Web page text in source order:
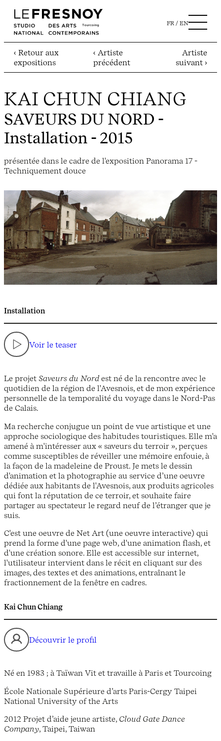
FR EN
‹ Retour aux
expositions
‹ Artiste
précédent
Artiste
suivant ›
KAI CHUN CHIANG
SAVEURS DU NORD -
Installation - 2015
présentée dans le cadre de l'exposition Panorama 17 -
Techniquement douce
Installation
Voir le teaser
Le projet Saveurs du Nordest né de la rencontre avec le
quotidien de la région de l'Avesnois, et de mon expérience
personnelle de la temporalité du voyage dans le Nord-Pas
de Calais.
Ma recherche conjugue un point de vue artistique et une
approche sociologique des habitudes touristiques. Elle m'a
amené à m'intéresser aux « saveurs du terroir », perçues
comme susceptibles de réveiller une mémoire enfouie, à
la façon de la madeleine de Proust. Je mets le dessin
d'animation et la photographie au service d’une oeuvre
dédiée aux habitants de l'Avesnois, aux produits agricoles
qui font la réputation de ce terroir, et souhaite faire
partager au spectateur le regard neuf de l’étranger que je
suis.
C'est une oeuvre de Net Art (une oeuvre interactive) qui
prend la forme d'une page web, d'une animation flash, et
d'une création sonore. Elle est accessible sur internet,
l'utilisateur intervient dans le récit en cliquant sur des
images, des textes et des animations, entraînant le
fractionnement de la fenêtre en cadres.
Kai Chun Chiang
Découvrir le profil
Né en 1983 ; à Taïwan Vit et travaille à Paris et Tourcoing
École Nationale Supérieure d’arts Paris-Cergy Taipei
National University of the Arts
2012 Projet d’aide jeune artiste, Cloud Gate Dance
Company, Taipei, Taiwan